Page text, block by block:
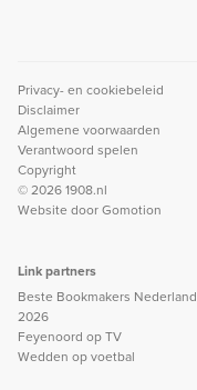
Privacy- en cookiebeleid
Disclaimer
Algemene voorwaarden
Verantwoord spelen
Copyright
© 2026 1908.nl
Website doorGomotion
Link partners
Beste Bookmakers Nederland
2026
Feyenoord op TV
Wedden op voetbal